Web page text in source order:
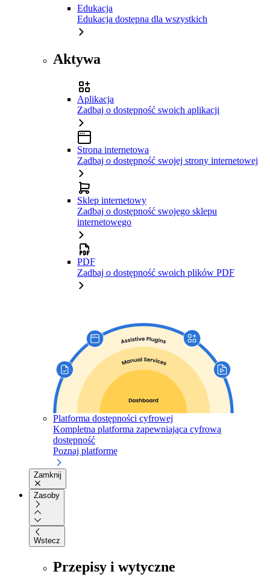
Edukacja
Edukacja dostępna dla wszystkich
Aktywa
Aplikacja
Zadbaj o dostępność swoich aplikacji
Strona internetowa
Zadbaj o dostępność swojej strony internetowej
Sklep internetowy
Zadbaj o dostępność swojego sklepu
internetowego
PDF
Zadbaj o dostępność swoich plików PDF
Platforma dostępności cyfrowej
Kompletna platforma zapewniająca cyfrową
dostępność
Poznaj platformę
Zamknij
Zasoby
Wstecz
Przepisy i wytyczne